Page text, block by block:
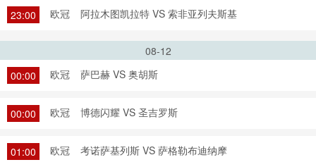
23:00
欧冠 阿拉木图凯拉特 VS 索非亚列夫斯基
08-12
00:00
欧冠 萨巴赫 VS 奥胡斯
00:00 欧冠 博德闪耀 VS 圣吉罗斯
01:00 欧冠 考诺萨基列斯 VS 萨格勒布迪纳摩